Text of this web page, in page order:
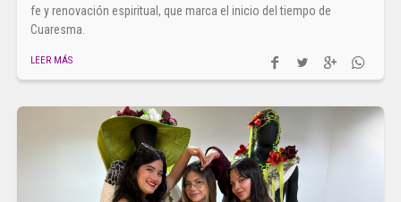
fe y renovación espiritual, que marca el inicio del tiempo de
Cuaresma.
LEER MÁS